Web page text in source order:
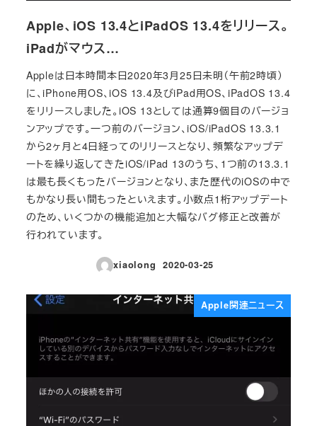
Apple、iOS 13.4とiPadOS 13.4をリリース。
iPadがマウス…
Appleは日本時間本日2020年3月25日未明（午前2時頃）
に、iPhone用OS、iOS 13.4及びiPad用OS、iPadOS 13.4
をリリースしました。iOS 13としては通算9個目のバージョ
ンアップです。一つ前のバージョン、iOS/iPadOS 13.3.1
から2ヶ月と4日経ってのリリースとなり、頻繁なアップデ
ートを繰り返してきたiOS/iPad 13のうち、1つ前の13.3.1
は最も長くもったバージョンとなり、また歴代のiOSの中で
もかなり長い間もったといえます。小数点1桁アップデート
のため、いくつかの機能追加と大幅なバグ修正と改善が
行われています。
xiaolong
投稿日
2020-03-25
Apple関連ニュース